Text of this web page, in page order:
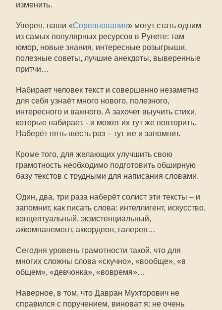
изменить.
Уверен, наши «Соревнования» могут стать одним
из самых популярных ресурсов в Рунете: там
юмор, новые знания, интересные розыгрыши,
полезные советы, лучшие анекдоты, выверенные
притчи…
Набирает человек текст и совершенно незаметно
для себя узнаёт много нового, полезного,
интересного и важного. А захочет выучить стихи,
которые набирает, - и может их тут же повторить.
Наберёт пять-шесть раз – тут же и запомнит.
Кроме того, для желающих улучшить свою
грамотность необходимо подготовить обширную
базу текстов с трудными для написания словами.
Один, два, три раза наберёт солист эти тексты – и
запомнит, как писать слова: интеллигент, искусство,
концептуальный, экзистенциальный,
аккомпанемент, аккордеон, галерея…
Сегодня уровень грамотности такой, что для
многих сложны слова «скучно», «вообще», «в
общем», «девчонка», «вовремя»…
Наверное, в том, что Давран Мухторович не
справился с поручением, виноват я: не очень